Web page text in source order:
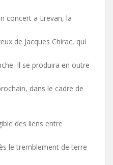
concert a Erevan, la
de Jacques Chirac, qui
Il se produira en outre
dans le cadre de
des liens entre
le tremblement de terre